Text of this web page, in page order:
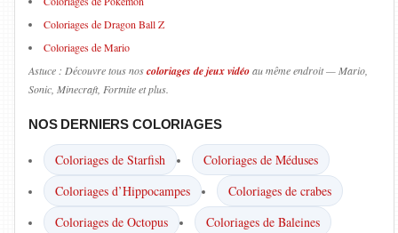
Coloriages de Dragon Ball Z
Coloriages de Mario
Astuce : Découvre tous noscoloriages de jeux vidéoau même endroit — Mario,
Sonic, Minecraft, Fortnite et plus.
NOS DERNIERS COLORIAGES
Coloriages de Starfish
Coloriages de Méduses
Coloriages d’Hippocampes
Coloriages de crabes
Coloriages de Octopus
Coloriages de Baleines